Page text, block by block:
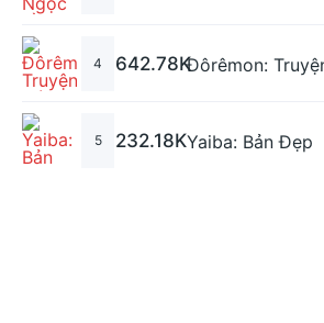
4 642.78KĐôrêmon:
5 232.18KYaiba: Bản Đẹp